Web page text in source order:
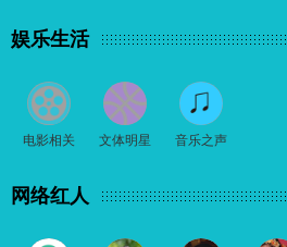
娱乐生活
电影相关 文体明星 音乐之声
网络红人